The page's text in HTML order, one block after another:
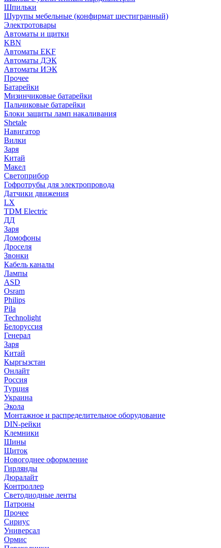
Шпильки
Шурупы мебельные (конфирмат шестигранный)
Электротовары
Автоматы и щитки
KBN
Автоматы EKF
Автоматы ДЭК
Автоматы ИЭК
Прочее
Батарейки
Мизинчиковые батарейки
Пальчиковые батарейки
Блоки защиты ламп накаливания
Shetale
Навигатор
Вилки
Заря
Китай
Макел
Светоприбор
Гофротрубы для электропровода
Датчики движения
LX
TDM Electric
ДД
Заря
Домофоны
Дроселя
Звонки
Кабель каналы
Лампы
ASD
Osram
Philips
Pila
Technolight
Белоруссия
Генерал
Заря
Китай
Кыргызстан
Онлайт
Россия
Турция
Украина
Экола
Монтажное и распределительное оборудование
DIN-рейки
Клемники
Шины
Щиток
Новогоднее оформление
Гирлянды
Дюралайт
Контроллер
Светодиодные ленты
Патроны
Прочее
Сириус
Универсал
Ормис